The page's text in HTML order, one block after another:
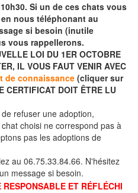
Si un de ces chats vous
nous téléphonant au
si besoin (inutile
vous rappellerons.
LOI DU 1ER OCTOBRE
IL VOUS FAUT VENIR AVEC
de connaissance (cliquer sur
DOIT ÊTRE LU
refuser une adoption,
choisi ne correspond pas à
pas les adoptions de
au 06.75.33.84.66. N'hésitez
message si besoin.
ET RÉFLÉCHI